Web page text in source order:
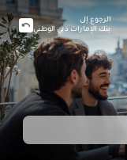
الرجوع إلى
بنك الإمارات دبي الوطني